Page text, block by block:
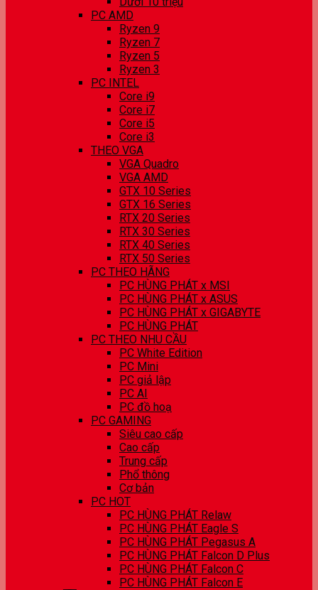
PC AMD
Ryzen 9
Ryzen 7
Ryzen 5
Ryzen 3
PC INTEL
Core i9
Core i7
Core i5
Core i3
THEO VGA
VGA Quadro
VGA AMD
GTX 10 Series
GTX 16 Series
RTX 20 Series
RTX 30 Series
RTX 40 Series
RTX 50 Series
PC THEO HÃNG
PC HÙNG PHÁT x MSI
PC HÙNG PHÁT x ASUS
PC HÙNG PHÁT x GIGABYTE
PC HÙNG PHÁT
PC THEO NHU CẦU
PC White Edition
PC Mini
PC giả lập
PC AI
PC đồ hoạ
PC GAMING
Siêu cao cấp
Cao cấp
Trung cấp
Phổ thông
Cơ bản
PC HOT
PC HÙNG PHÁT Relaw
PC HÙNG PHÁT Eagle S
PC HÙNG PHÁT Pegasus A
PC HÙNG PHÁT Falcon D Plus
PC HÙNG PHÁT Falcon C
PC HÙNG PHÁT Falcon E